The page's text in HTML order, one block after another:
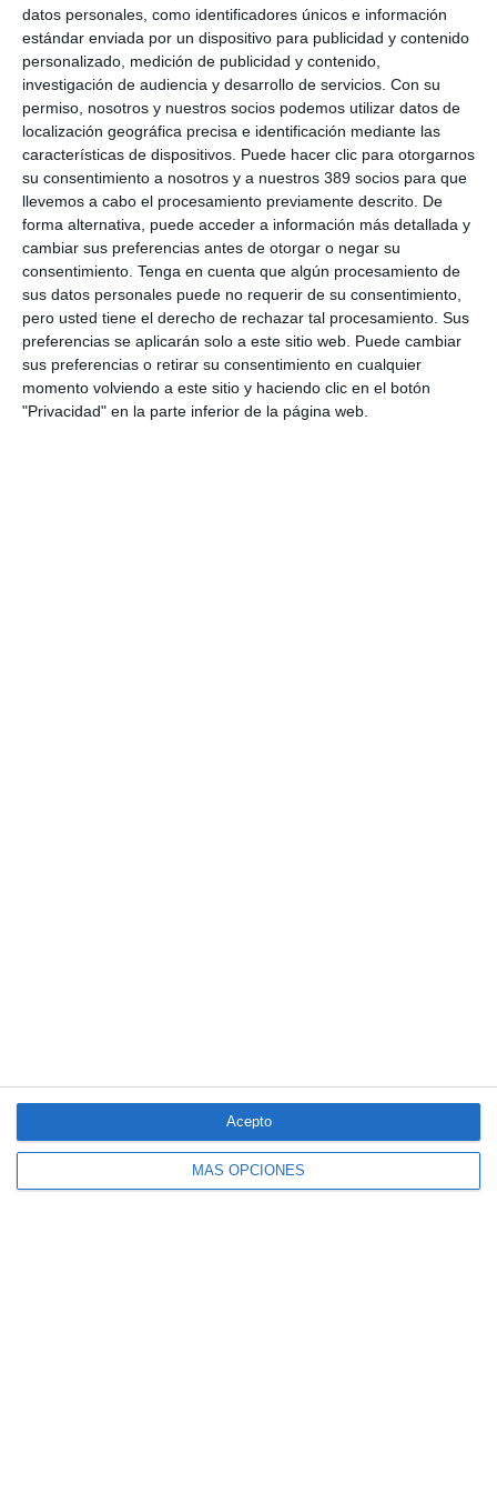
datos personales, como identificadores únicos e información
estándar enviada por un dispositivo para publicidad y contenido
personalizado, medición de publicidad y contenido,
investigación de audiencia y desarrollo de servicios. Con su
permiso, nosotros y nuestros socios podemos utilizar datos de
localización geográfica precisa e identificación mediante las
características de dispositivos. Puede hacer clic para otorgarnos
su consentimiento a nosotros y a nuestros 389 socios para que
llevemos a cabo el procesamiento previamente descrito. De
forma alternativa, puede acceder a información más detallada y
cambiar sus preferencias antes de otorgar o negar su
consentimiento. Tenga en cuenta que algún procesamiento de
sus datos personales puede no requerir de su consentimiento,
pero usted tiene el derecho de rechazar tal procesamiento. Sus
preferencias se aplicarán solo a este sitio web. Puede cambiar
sus preferencias o retirar su consentimiento en cualquier
momento volviendo a este sitio y haciendo clic en el botón
"Privacidad" en la parte inferior de la página web.
MÁS OPCIONES
Acepto
escribir, yo crecí con el fax y vi llegar el ordenador, y mis hijos
probablemente no entienden cómo hemos podido sobrevivir sin
inteligencia artificial". Aun así, subrayó que el valor humano es
innegociable, puesto que "
detrás de cada póliza hay una
persona y detrás de cada siniestro hay una historia ". En su
discurso, Barberá también destacó la fortaleza institucional de
Lleida, recordando que el Colegio ha demostrado ser útil más
allá de las obligaciones legales.
El encuentro contó también con una reflexión acerca de la
convivencia con la inteligencia artificial, impartida por el doctor
en Física Matemática,David Miralles
tecnología transformará la tarea profesional, un tema que
conectaba directamente con el futuro.
Si quiere recibir diariamente y GRATIS noticias como
esta, pinche aquí
LO ÚLTIMO